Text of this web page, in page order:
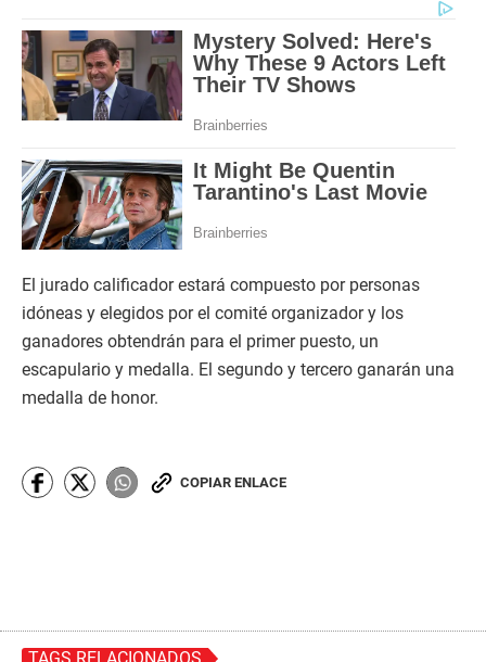
El jurado calificador estará compuesto por personas
idóneas y elegidos por el comité organizador y los
ganadores obtendrán para el primer puesto, un
escapulario y medalla. El segundo y tercero ganarán una
medalla de honor.
COPIAR ENLACE